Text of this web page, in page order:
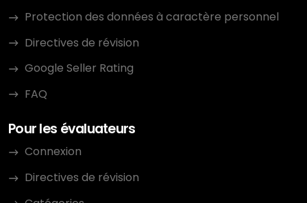
Protection des données à caractère personnel
Directives de révision
Google Seller Rating
FAQ
Pour les évaluateurs
Connexion
Directives de révision